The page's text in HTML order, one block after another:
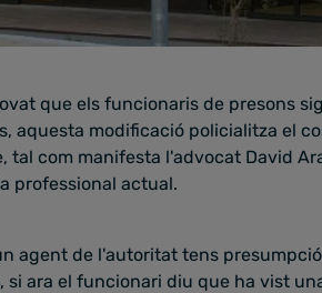
que els funcionaris de presons
aquesta modificació policialitza el
com manifesta l'advocat David
professional actual.
agent de l'autoritat tens
ara el funcionari diu que ha vist